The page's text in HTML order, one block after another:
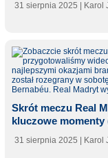
31 sierpnia 2025 | Karol
Skrót meczu Real
kluczowe momenty
31 sierpnia 2025 | Karol